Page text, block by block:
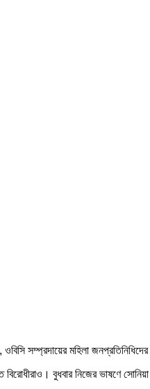
সম্প্রদায়ের মহিলা
বুধবার নিজের ভাষণে